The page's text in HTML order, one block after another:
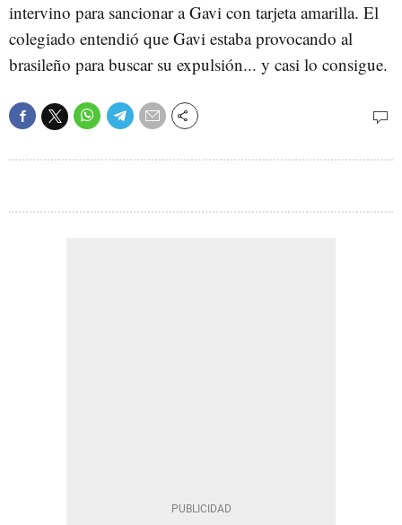
intervino para sancionar a Gavi con tarjeta amarilla. El
colegiado entendió que Gavi estaba provocando al
brasileño para buscar su expulsión... y casi lo consigue.